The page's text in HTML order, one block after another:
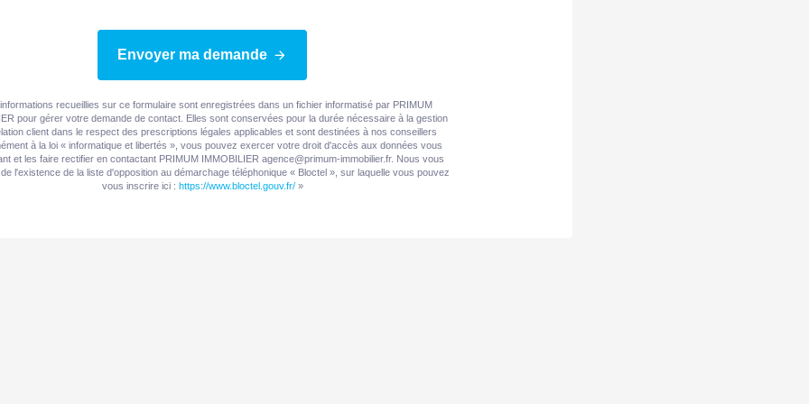
Envoyer ma demande
recueillies sur ce formulaire sont enregistrées dans un fichier informatisé par PRIMUM
pour gérer votre demande de contact. Elles sont conservées pour la durée nécessaire à la gestion
client dans le respect des prescriptions légales applicables et sont destinées à nos conseillers
à la loi « informatique et libertés », vous pouvez exercer votre droit d'accès aux données vous
et les faire rectifier en contactant PRIMUM IMMOBILIER agence@primum-immobilier.fr. Nous vous
l'existence de la liste d'opposition au démarchage téléphonique « Bloctel », sur laquelle vous pouvez
vous inscrire ici : https://www.bloctel.gouv.fr/»